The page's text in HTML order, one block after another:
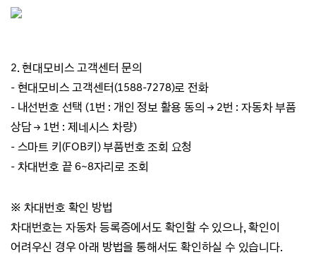
2. 현대모비스 고객센터 문의
- 현대모비스 고객센터(1588-7278)로 전화
- 내선번호 선택(1번 : 개인 정보 활용 동의→ 2번 : 자동차 부품
상담→ 1번 : 제네시스 차량)
- 스마트 키(FOB키) 부품번호 조회 요청
- 차대번호 끝 6~8자리로 조회
※ 차대번호 확인 방법
차대번호는 자동차 등록증에서도 확인할 수 있으나, 확인이
어려우신 경우 아래 방법을 통해서도 확인하실 수 있습니다.